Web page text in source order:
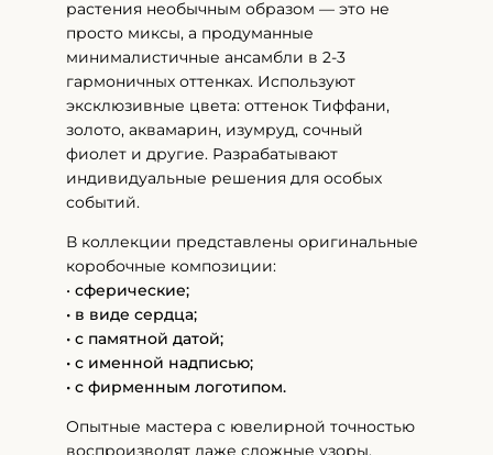
растения необычным образом — это не
просто миксы, а продуманные
минималистичные ансамбли в 2-3
гармоничных оттенках. Используют
эксклюзивные цвета: оттенок Тиффани,
золото, аквамарин, изумруд, сочный
фиолет и другие. Разрабатывают
индивидуальные решения для особых
событий.
В коллекции представлены оригинальные
коробочные композиции:
• сферические;
• в виде сердца;
• с памятной датой;
• с именной надписью;
• с фирменным логотипом.
Опытные мастера с ювелирной точностью
воспроизводят даже сложные узоры,